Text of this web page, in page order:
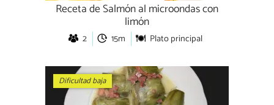
Receta de Salmón al microondas con
limón
2 15m Plato principal
Dificultad baja